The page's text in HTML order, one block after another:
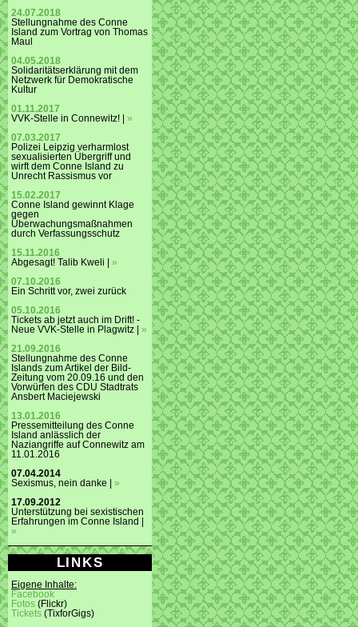
24.07.2018
Stellungnahme des Conne
Island zum Vortrag von Thomas
Maul
04.05.2018
Solidaritätserklärung mit dem
Netzwerk für Demokratische
Kultur
01.11.2017
VVK-Stelle in Connewitz! | »
07.03.2017
Polizei Leipzig verharmlost
sexualisierten Übergriff und
wirft dem Conne Island zu
Unrecht Rassismus vor
15.02.2017
Conne Island gewinnt Klage
gegen
Überwachungsmaßnahmen
durch Verfassungsschutz
15.11.2016
Abgesagt! Talib Kweli | »
07.10.2016
Ein Schritt vor, zwei zurück
05.10.2016
Tickets ab jetzt auch im Drift! -
Neue VVK-Stelle in Plagwitz | »
21.09.2016
Stellungnahme des Conne
Islands zum Artikel der Bild-
Zeitung vom 20.09.16 und den
Vorwürfen des CDU Stadtrats
Ansbert Maciejewski
13.01.2016
Pressemitteilung des Conne
Island anlässlich der
Naziangriffe auf Connewitz am
11.01.2016
07.04.2014
Sexismus, nein danke | »
17.09.2012
Unterstützung bei sexistischen
Erfahrungen im Conne Island |
»
LINKS
Eigene Inhalte:
Facebook
Fotos (Flickr)
Tickets (TixforGigs)